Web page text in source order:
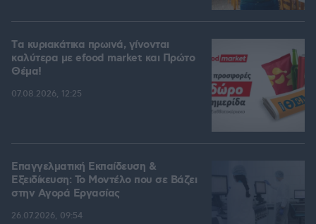
Tα κυριακάτικα πρωινά, γίνονται
καλύτερα με efood market και Πρώτο
Θέμα!
07.08.2026, 12:25
Επαγγελματική Εκπαίδευση &
Εξειδίκευση: Το Mοντέλο που σε Bάζει
στην Aγορά Eργασίας
26.07.2026, 09:54